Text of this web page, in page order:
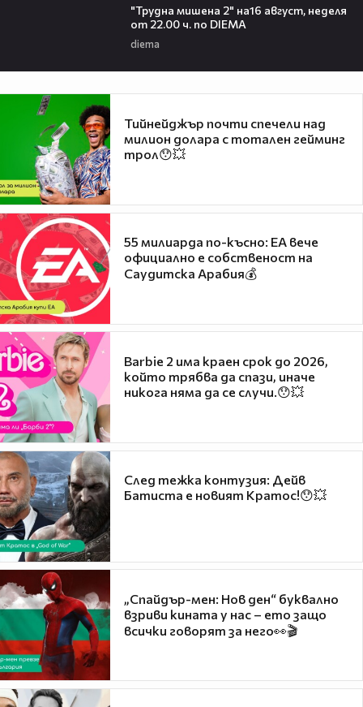
"Трудна мишена 2" на16 август, неделя
от 22.00 ч. по DIEMA
diema
Тийнейджър почти спечели над
милион долара с тотален гейминг
трол😯💥
55 милиарда по-късно: EA вече
официално е собственост на
Саудитска Арабия💰
Barbie 2 има краен срок до 2026,
който трябва да спази, иначе
никога няма да се случи.😯💥
След тежка контузия: Дейв
Батиста е новият Кратос!😯💥
„Спайдър-мен: Нов ден“ буквално
взриви кината у нас – ето защо
всички говорят за него👀🎬